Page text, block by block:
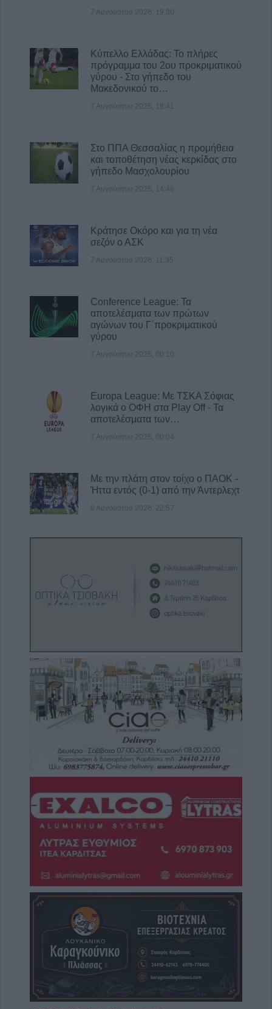
φοιτητική στέγη στο Πανεπιστήμιο
Υπεγράφη η σύμβαση του έργου για την
αποκατάσταση ζημιών στο οδικό δίκτυο των
Τ.Κ. Βραγκιανών, Στεφανιάδας, Καρυάς,
κ. Τιμόθεου το διήμερο 8 & 9 Αυγούστου
7 Αυγούστου 2026, 15:07
7 Αυγούστου 2026, 19:30
Κύπελλο Ελλάδας: Το πλήρες
πρόγραμμα του 2ου προκριματικού
γύρου - Στο γήπεδο του
Μακεδονικού το…
7 Αυγούστου 2026, 18:41
Στο ΠΠΑ Θεσσαλίας η προμήθεια
και τοποθέτηση νέας κερκίδας στο
γήπεδο Μασχολουρίου
7 Αυγούστου 2026, 14:46
Κράτησε Οκόρο και για τη νέα
σεζόν ο ΑΣΚ
7 Αυγούστου 2026, 11:35
Conference League: Τα
αποτελέσματα των πρώτων
αγώνων του Γ΄προκριματικού
γύρου
7 Αυγούστου 2026, 00:10
Europa League: Με ΤΣΚΑ Σόφιας
λογικά ο ΟΦΗ στα Play Off - Τα
αποτελέσματα των…
7 Αυγούστου 2026, 00:04
Με την πλάτη στον τοίχο ο ΠΑΟΚ -
Ήττα εντός (0-1) από την Άντερλεχτ
6 Αυγούστου 2026, 22:57